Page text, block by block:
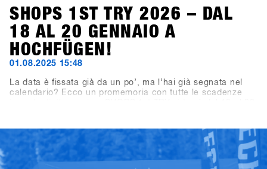
SHOPS 1ST TRY 2026 – DAL
18 AL 20 GENNAIO A
HOCHFÜGEN!
01.08.2025 15:48
La data è fissata già da un po’, ma l’hai già segnata nel
calendario? Ecco un promemoria con tutte le scadenze
settembre 2025, mentre la registrazione per i negozi aprirà
il 7 novembre 2025.Un consiglio per tutti i negozi:
iscrivetevi entro le prime tre settimane per approfittare
dell’Early Bird Package con 2×2 lift pass di due giorni e